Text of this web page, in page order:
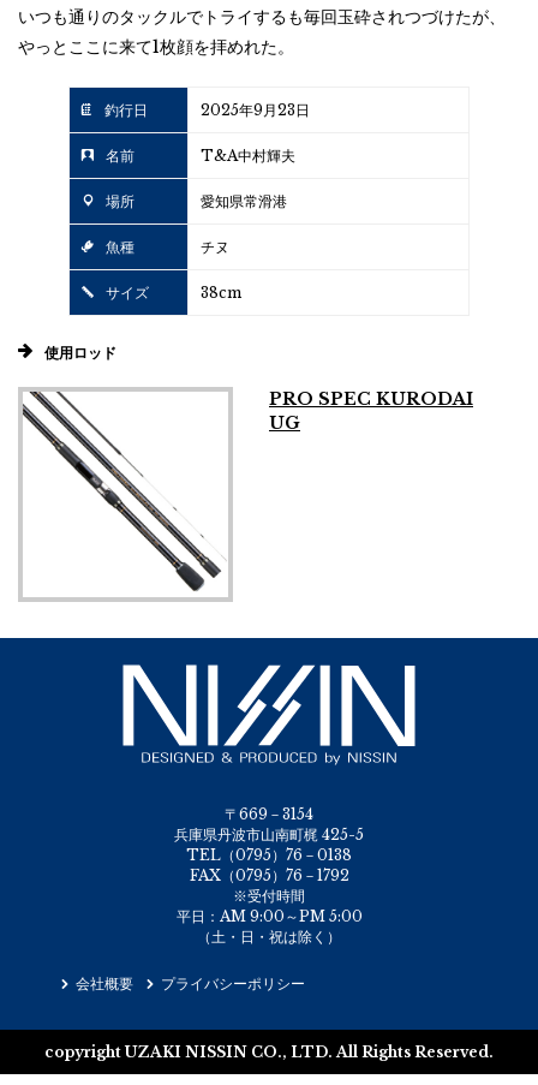
いつも通りのタックルでトライするも毎回玉砕されつづけたが、
やっとここに来て1枚顔を拝めれた。
釣行日 2025年9月23日
名前 T&A中村輝夫
場所 愛知県常滑港
魚種 チヌ
サイズ 38cm
使用ロッド
PRO SPEC KURODAI
UG
〒669－3154
兵庫県丹波市山南町梶 425-5
TEL（0795）76－0138
FAX（0795）76－1792
※受付時間
平日：AM 9:00～PM 5:00
（土・日・祝は除く）
会社概要 プライバシーポリシー
copyright UZAKI NISSIN CO., LTD. All Rights Reserved.